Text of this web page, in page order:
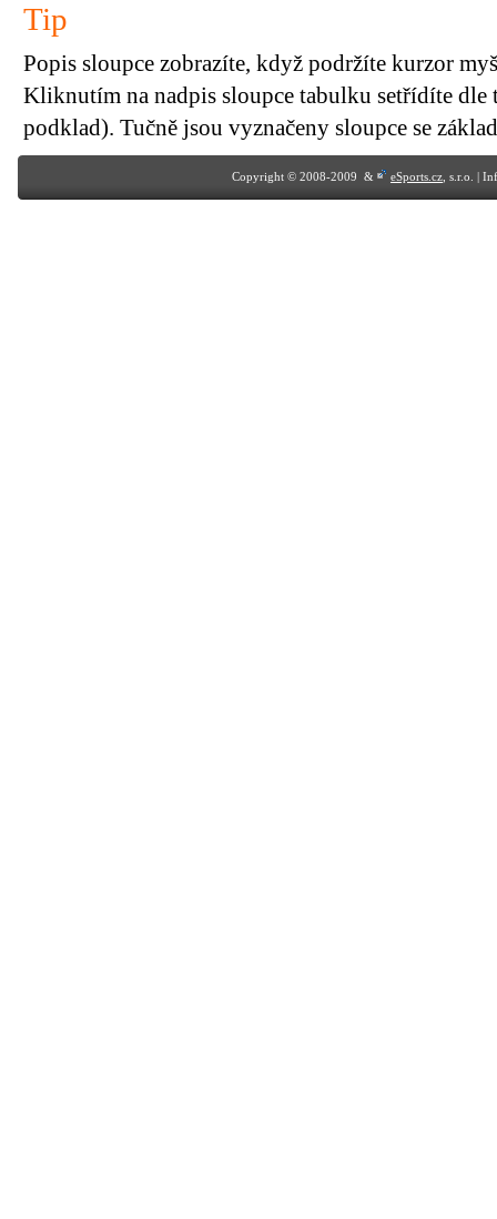
Tip
Popis sloupce zobrazíte, když podržíte kurzor
Kliknutím na nadpis sloupce tabulku setřídíte dle
podklad). Tučně jsou vyznačeny sloupce se
Copyright © 2008-2009 & eSports.cz , s.r.o. |